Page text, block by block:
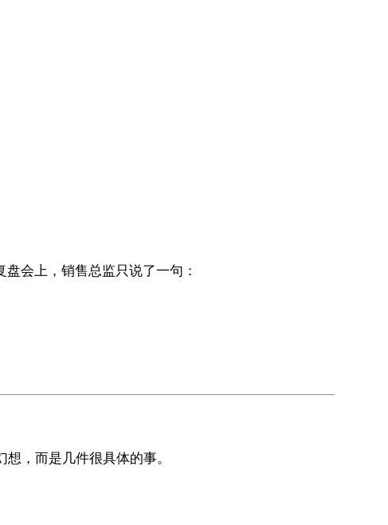
会上，销售总监只说了一句：
，而是几件很具体的事。